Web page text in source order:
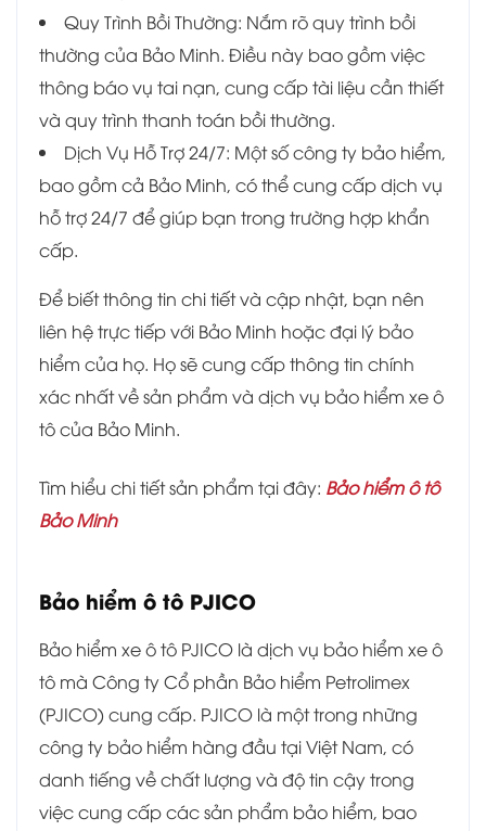
Quy Trình Bồi Thường: Nắm rõ quy trình bồi
thường của Bảo Minh. Điều này bao gồm việc
thông báo vụ tai nạn, cung cấp tài liệu cần thiết
và quy trình thanh toán bồi thường.
Dịch Vụ Hỗ Trợ 24/7: Một số công ty bảo hiểm,
bao gồm cả Bảo Minh, có thể cung cấp dịch vụ
hỗ trợ 24/7 để giúp bạn trong trường hợp khẩn
cấp.
Để biết thông tin chi tiết và cập nhật, bạn nên
liên hệ trực tiếp với Bảo Minh hoặc đại lý bảo
hiểm của họ. Họ sẽ cung cấp thông tin chính
xác nhất về sản phẩm và dịch vụ bảo hiểm xe ô
tô của Bảo Minh.
Tìm hiểu chi tiết sản phẩm tại đây: Bảo hiểm ô tô
Bảo Minh
Bảo hiểm ô tô PJICO
Bảo hiểm xe ô tô PJICO là dịch vụ bảo hiểm xe ô
tô mà Công ty Cổ phần Bảo hiểm Petrolimex
(PJICO) cung cấp. PJICO là một trong những
công ty bảo hiểm hàng đầu tại Việt Nam, có
danh tiếng về chất lượng và độ tin cậy trong
việc cung cấp các sản phẩm bảo hiểm, bao